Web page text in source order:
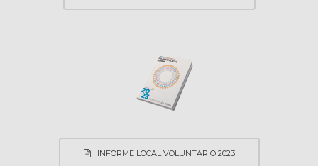
INFORME LOCAL VOLUNTARIO 2023